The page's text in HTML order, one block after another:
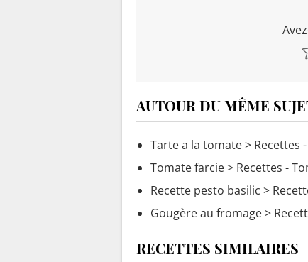
AUTOUR DU MÊME
Tarte a la tomate> Recettes
Tomate farcie> Recettes -
Recette pesto basilic >
Gougère au fromage>
RECETTES SIMILAIRES